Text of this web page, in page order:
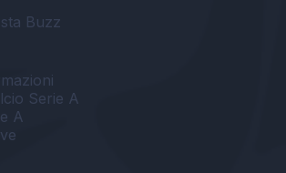
Buzz
Serie A
A